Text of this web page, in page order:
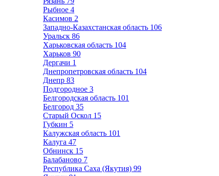
Рыбное 4
Касимов 2
Западно-Казахстанская область 106
Уральск 86
Харьковская область 104
Харьков 90
Дергачи 1
Днепропетровская область 104
Днепр 83
Подгородное 3
Белгородская область 101
Белгород 35
Старый Оскол 15
Губкин 5
Калужская область 101
Калуга 47
Обнинск 15
Балабаново 7
Республика Саха (Якутия) 99